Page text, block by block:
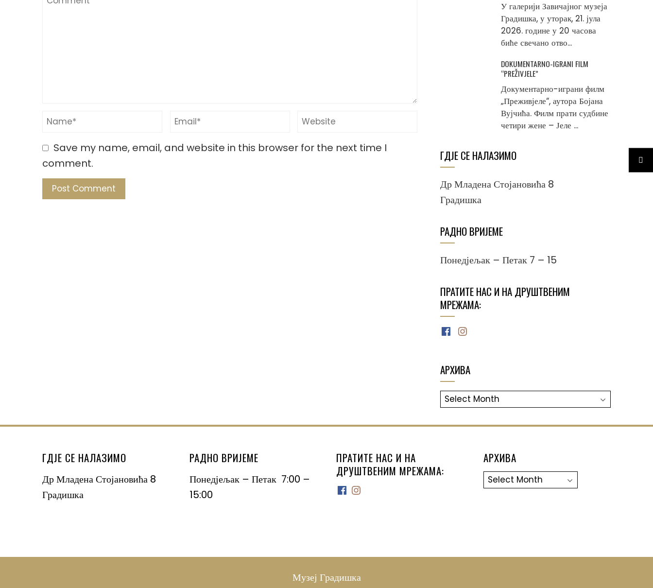
Save my name, email, and website in this browser for the next time I
comment.
У галерији Завичајног музеја
Градишка, у уторак, 21. јула
2026. године у 20 часова
биће свечано отво...
DOKUMENTARNO-IGRANI FILM
“PREŽIVJELE”
Документарно-играни филм
„Преживјеле“, аутора Бојана
Вујчића. Филм прати судбине
четири жене – Јеле ...
ГДЈЕ СЕ НАЛАЗИМО
Др Младена Стојановића 8
Градишка
РАДНО ВРИЈЕМЕ
Понедјељак – Петак 7 – 15
ПРАТИТЕ НАС И НА ДРУШТВЕНИМ
МРЕЖАМА:
Facebook
Instagram
АРХИВА
АРХИВА
ГДЈЕ СЕ НАЛАЗИМО
Др Младена Стојановића 8
Градишка
РАДНО ВРИЈЕМЕ
Понедјељак – Петак 7:00 –
15:00
ПРАТИТЕ НАС И НА
ДРУШТВЕНИМ МРЕЖАМА:
Facebook
Instagram
АРХИВА
Архива
Музеј Градишка